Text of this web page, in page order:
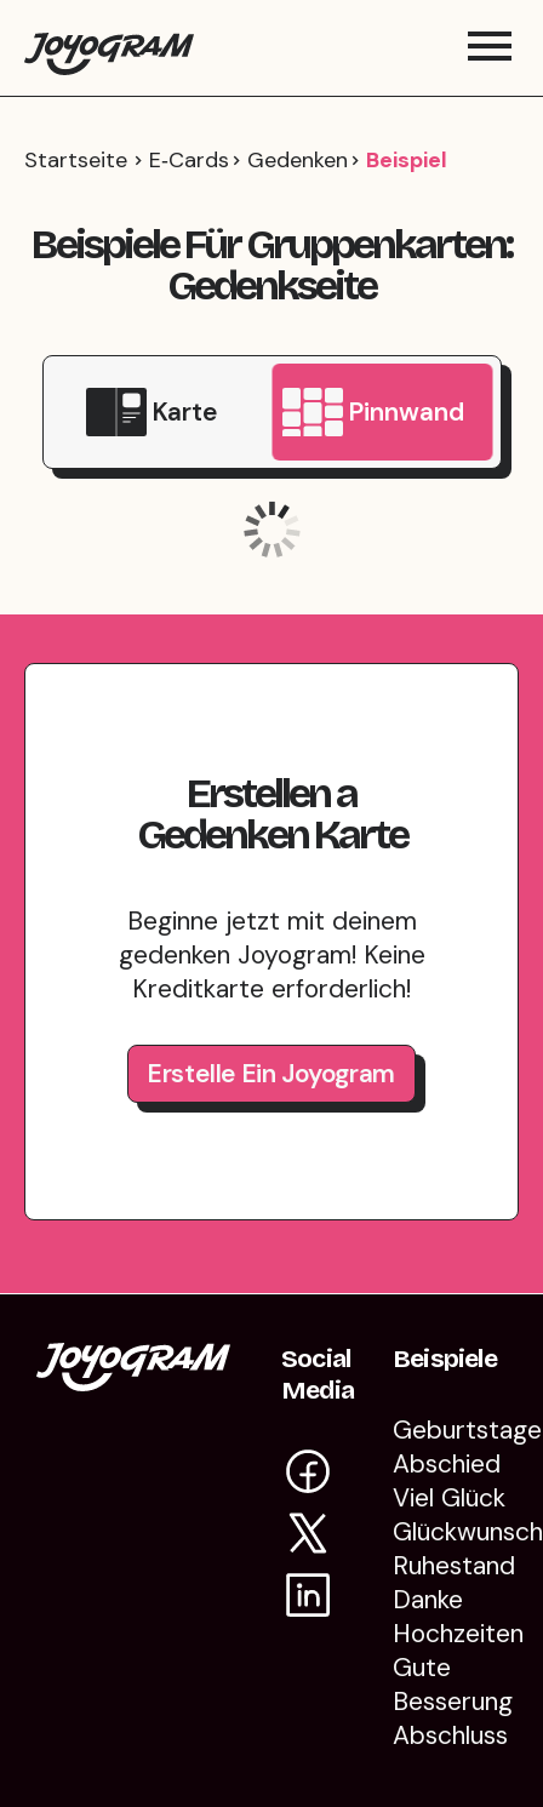
Startseite E‑Cards Gedenken Beispiel
Beispiele Für Gruppenkarten:
Gedenkseite
Karte Pinnwand
Erstellena
GedenkenKarte
Beginne jetzt mit deinem
gedenken Joyogram! Keine
Kreditkarte erforderlich!
Erstelle Ein Joyogram
Social
Media
Beispiele
Geburtstage
Abschied
Viel Glück
Glückwunsch
Ruhestand
Danke
Hochzeiten
Gute
Besserung
Abschluss